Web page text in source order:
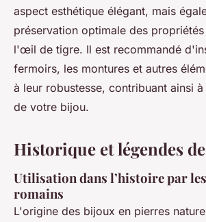
aspect esthétique élégant, mais
préservation optimale des
l'œil de tigre. Il est recommandé
fermoirs, les montures et autres
à leur robustesse, contribuant ainsi
de votre bijou.
Historique et légendes
Utilisation dans l’histoire par
romains
L'origine des bijoux en pierres